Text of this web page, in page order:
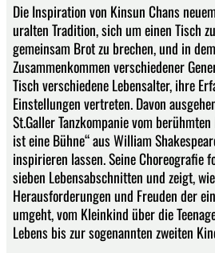
Die Inspiration von Kinsun Chans
uralten Tradition, sich um einen Tisch
gemeinsam Brot zu brechen, und in
Zusammenkommen verschiedener
Tisch verschiedene Lebensalter, ihre
Einstellungen vertreten. Davon
St.Galler Tanzkompanie vom
ist eine Bühne“ aus William
inspirieren lassen. Seine Choreografie
sieben Lebensabschnitten und zeigt,
Herausforderungen und Freuden der
umgeht, vom Kleinkind über die
Lebens bis zur sogenannten zweiten